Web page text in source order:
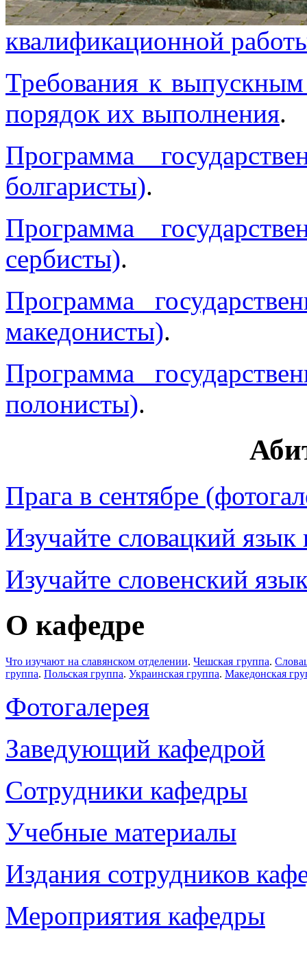
квалификационной
Требования к
порядок их выполнения.
Программа
болгаристы).
Программа
сербисты).
Программа
македонисты).
Программа
полонисты).
Прага в сентябре
Изучайте словацкий
Изучайте словенский
О кафедре
Что изучают на славянском отделении.Чешская группа.
группа. Польская группа. Украинская группа. Македонская
Фотогалерея
Заведующий кафедрой
Сотрудники кафедры
Учебные материалы
Издания сотрудников
Мероприятия кафедры